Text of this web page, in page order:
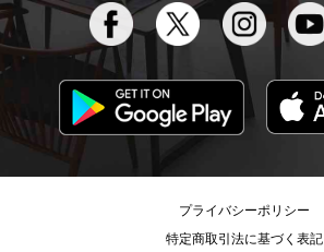
プライバシーポリシー
特定商取引法に基づく表記